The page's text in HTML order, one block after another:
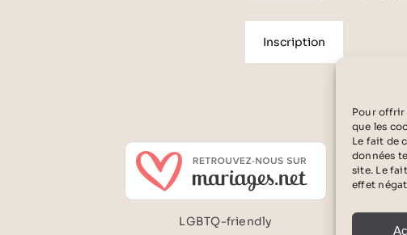
Pour offrir
que les
Le fait de
données
site. Le
effet
Veuillez laisser ce champ
LGBTQ-friendly